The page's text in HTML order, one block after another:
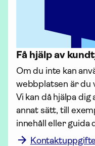
Få hjälp av
Om du inte kan
webbplatsen är du
Vi kan då hjälpa
annat sätt, till
innehåll eller guida